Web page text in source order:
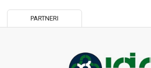
PARTNERI